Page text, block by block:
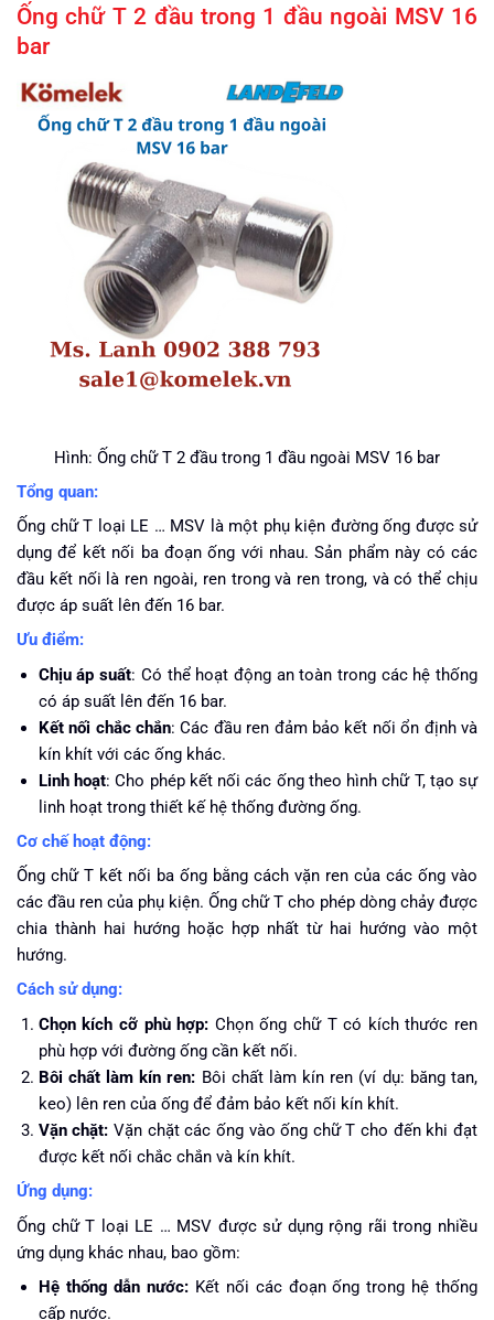
Ống chữ T 2 đầu trong 1 đầu ngoài MSV 16
bar
Hình: Ống chữ T 2 đầu trong 1 đầu ngoài MSV 16 bar
Tổng quan:
Ống chữ T loại LE … MSV là một phụ kiện đường ống được sử
dụng để kết nối ba đoạn ống với nhau. Sản phẩm này có các
đầu kết nối là ren ngoài, ren trong và ren trong, và có thể chịu
được áp suất lên đến 16 bar.
Ưu điểm:
Chịu áp suất: Có thể hoạt động an toàn trong các hệ thống
có áp suất lên đến 16 bar.
Kết nối chắc chắn: Các đầu ren đảm bảo kết nối ổn định và
kín khít với các ống khác.
Linh hoạt: Cho phép kết nối các ống theo hình chữ T, tạo sự
linh hoạt trong thiết kế hệ thống đường ống.
Cơ chế hoạt động:
Ống chữ T kết nối ba ống bằng cách vặn ren của các ống vào
các đầu ren của phụ kiện. Ống chữ T cho phép dòng chảy được
chia thành hai hướng hoặc hợp nhất từ hai hướng vào một
hướng.
Cách sử dụng:
Chọn kích cỡ phù hợp: Chọn ống chữ T có kích thước ren
phù hợp với đường ống cần kết nối.
Bôi chất làm kín ren: Bôi chất làm kín ren (ví dụ: băng tan,
keo) lên ren của ống để đảm bảo kết nối kín khít.
Vặn chặt: Vặn chặt các ống vào ống chữ T cho đến khi đạt
được kết nối chắc chắn và kín khít.
Ứng dụng:
Ống chữ T loại LE … MSV được sử dụng rộng rãi trong nhiều
ứng dụng khác nhau, bao gồm:
Hệ thống dẫn nước: Kết nối các đoạn ống trong hệ thống
cấp nước.